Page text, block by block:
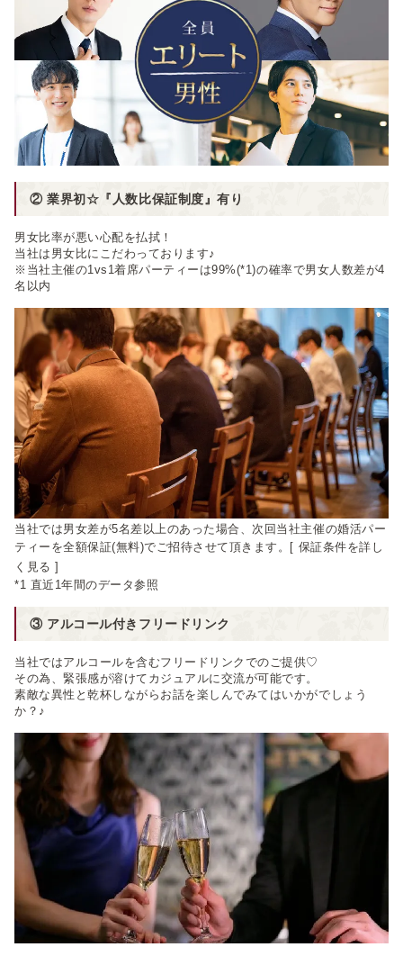
② 業界初☆『人数比保証制度』有り
男女比率が悪い心配を払拭！
当社は男女比にこだわっております♪
※当社主催の1vs1着席パーティーは99%(*1)の確率で男女人数差が4
名以内
当社では男女差が5名差以上のあった場合、次回当社主催の婚活パー
ティーを全額保証(無料)でご招待させて頂きます。
[ 保証条件を詳し
く見る ]
*1 直近1年間のデータ参照
③ アルコール付きフリードリンク
当社ではアルコールを含むフリードリンクでのご提供♡
その為、緊張感が溶けてカジュアルに交流が可能です。
素敵な異性と乾杯しながらお話を楽しんでみてはいかがでしょう
か？♪